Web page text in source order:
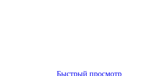
Быстрый просмотр